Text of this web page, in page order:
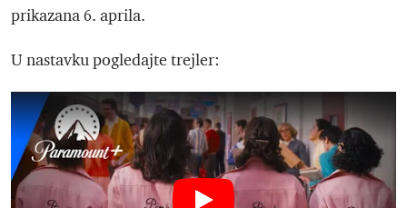
prikazana 6. aprila.
U nastavku pogledajte trejler: